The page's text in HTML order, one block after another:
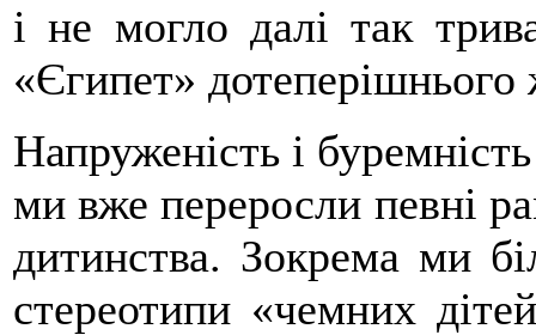
і не могло далі так
«Єгипет»
Напруженість і
ми вже переросли певні
дитинства. Зокрема ми
стереотипи «чемних